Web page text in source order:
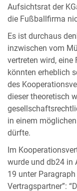
Aufsichtsrat der
die Fußballfirma
Es ist durchaus
inzwischen vom
vertreten wird, eine
könnten erheblich
des
dieser theoretisch
in einem
dürfte.
Im
wurde und db24 in
19 unter
Vertragspartner”: